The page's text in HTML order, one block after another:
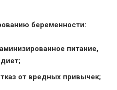
беременности:
питание,
от вредных привычек;